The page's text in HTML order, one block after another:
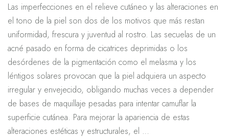
Las imperfecciones en el relieve cutáneo y las alteraciones en
el tono de la piel son dos de los motivos que más restan
uniformidad, frescura y juventud al rostro. Las secuelas de un
acné pasado en forma de cicatrices deprimidas o los
desórdenes de la pigmentación como el melasma y los
léntigos solares provocan que la piel adquiera un aspecto
irregular y envejecido, obligando muchas veces a depender
de bases de maquillaje pesadas para intentar camuflar la
superficie cutánea. Para mejorar la apariencia de estas
alteraciones estéticas y estructurales, el …